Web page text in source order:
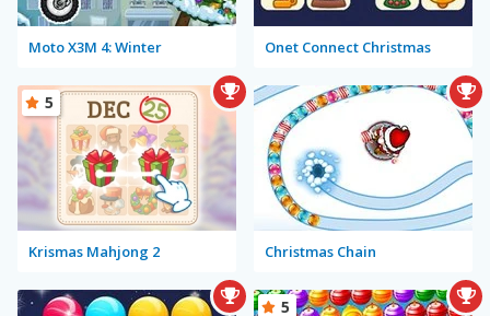
Moto X3M 4: Winter Onet Connect Christmas
Krismas Mahjong 2
5
Christmas Chain
5